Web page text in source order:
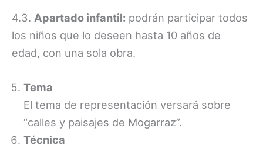
4.3. Apartado infantil: podrán participar todos
los niños que lo deseen hasta 10 años de
edad, con una sola obra.
Tema
El tema de representación versará sobre
“calles y paisajes de Mogarraz”.
Técnica